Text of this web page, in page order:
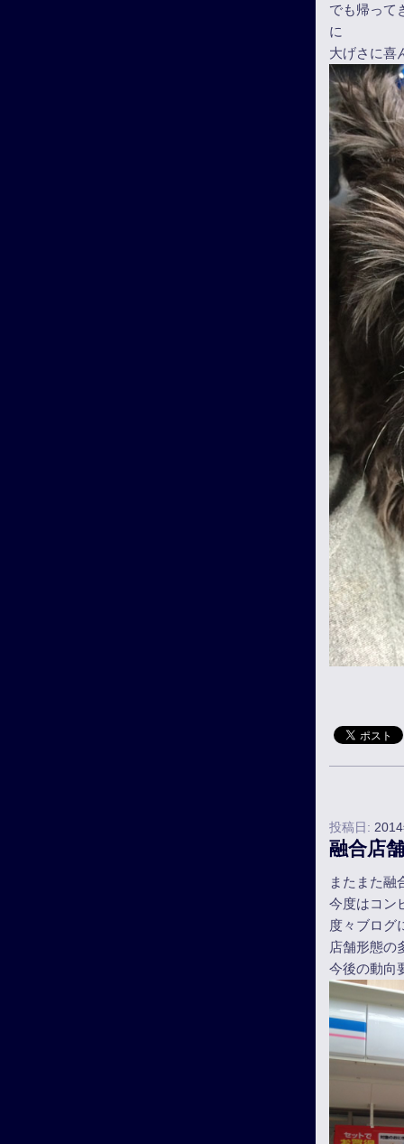
でも帰って
に
大げさに喜
投稿日:
融合店舗
またまた融
今度はコン
度々ブログ
店舗形態の
今後の動向